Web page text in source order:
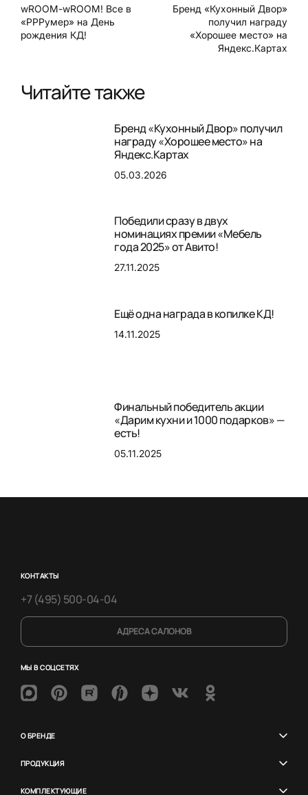
wROOM-wROOM! Все в
«РРРумер» на День
рождения КД!
Бренд «Кухонный Двор»
получил награду
«Хорошее место» на
Яндекс.Картах
Читайте также
Бренд «Кухонный Двор» получил
награду «Хорошее место» на
Яндекс.Картах
05.03.2026
Победили сразу в двух
номинациях премии «Мебель
года 2025» от Авито!
27.11.2025
Ещё одна награда в копилке КД!
14.11.2025
Финальный победитель акции
«Дарим кухни и 1000 подарков» —
есть!
05.11.2025
КОНТАКТЫ
+7 (495) 500-04-04
АДРЕСА САЛОНОВ
МЫ В СОЦСЕТЯХ
О БРЕНДЕ
ПРОДУКЦИЯ
КОМПЛЕКТУЮЩИЕ